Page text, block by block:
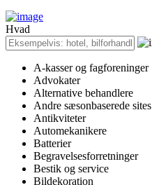
Hvad
A-kasser og fagforeninger
Advokater
Alternative behandlere
Andre sæsonbaserede sites
Antikviteter
Automekanikere
Batterier
Begravelsesforretninger
Bestik og service
Bildekoration